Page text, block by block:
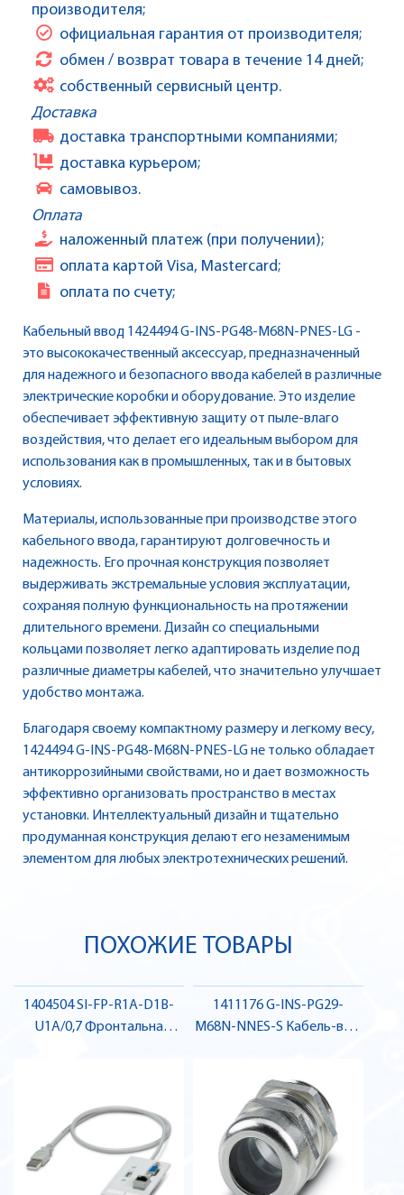
производителя;
официальная гарантия от производителя;
обмен / возврат товара в течение 14 дней;
собственный сервисный центр.
Доставка
доставка транспортными компаниями;
доставка курьером;
самовывоз.
Оплата
наложенный платеж (при получении);
оплата картой Visa, Mastercard;
оплата по счету;
Кабельный ввод 1424494 G-INS-PG48-M68N-PNES-LG -
это высококачественный аксессуар, предназначенный
для надежного и безопасного ввода кабелей в различные
электрические коробки и оборудование. Это изделие
обеспечивает эффективную защиту от пыле-влаго
воздействия, что делает его идеальным выбором для
использования как в промышленных, так и в бытовых
условиях.
Материалы, использованные при производстве этого
кабельного ввода, гарантируют долговечность и
надежность. Его прочная конструкция позволяет
выдерживать экстремальные условия эксплуатации,
сохраняя полную функциональность на протяжении
длительного времени. Дизайн со специальными
кольцами позволяет легко адаптировать изделие под
различные диаметры кабелей, что значительно улучшает
удобство монтажа.
Благодаря своему компактному размеру и легкому весу,
1424494 G-INS-PG48-M68N-PNES-LG не только обладает
антикоррозийными свойствами, но и дает возможность
эффективно организовать пространство в местах
установки. Интеллектуальный дизайн и тщательно
продуманная конструкция делают его незаменимым
элементом для любых электротехнических решений.
ПОХОЖИЕ ТОВАРЫ
1404504 SI-FP-R1A-D1B-
U1A/0,7 Фронтальна
1411176 G-INS-PG29-
M68N-NNES-S Кабель-ввід